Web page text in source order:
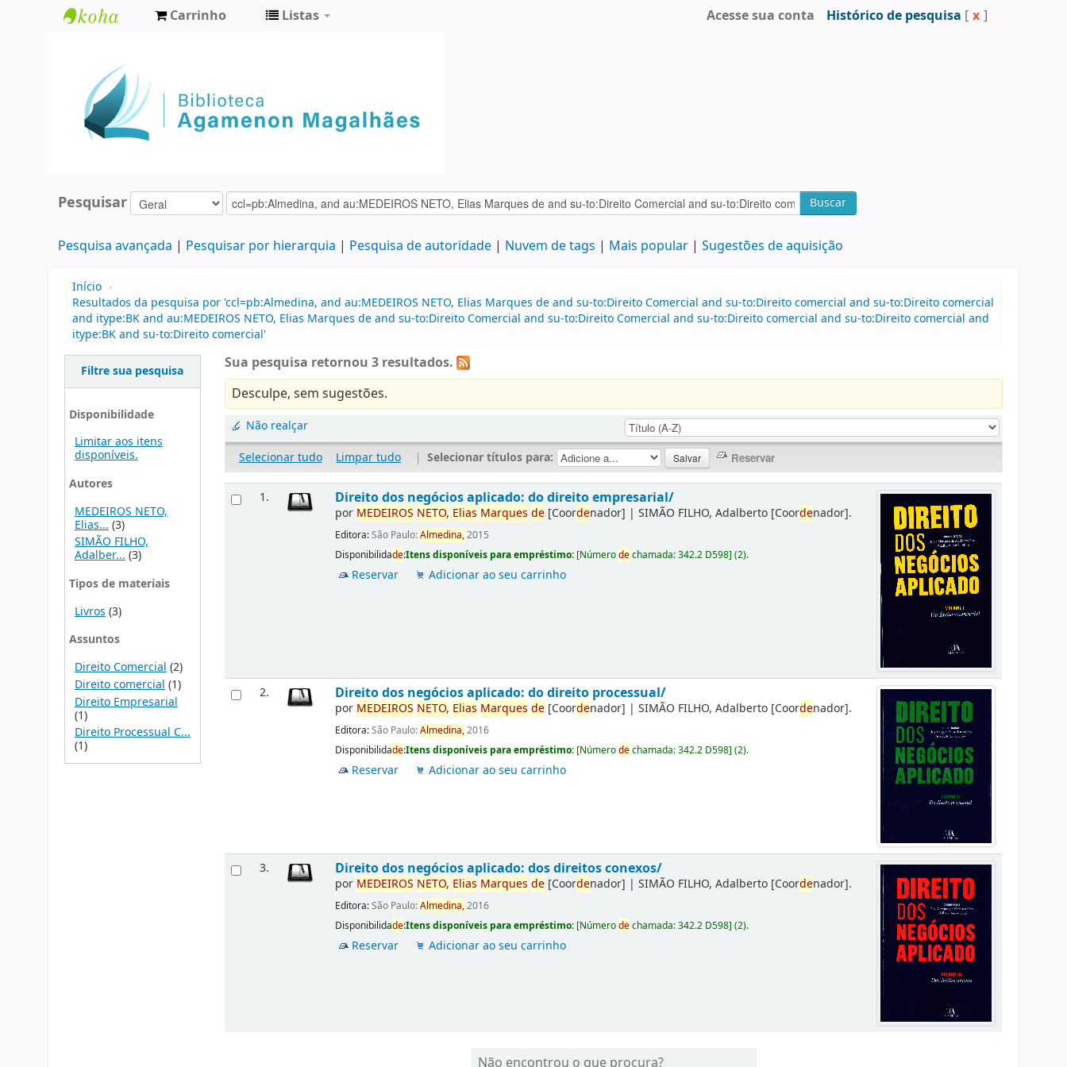
Agamenon
Magalhães
Carrinho Listas Acesse sua conta Histórico de pesquisa [ x ]
Pesquisar Buscar
Pesquisa avançada Pesquisar por hierarquia Pesquisa de autoridade Nuvem de tags Mais popular Sugestões de aquisição
Início ›
Resultados da pesquisa por 'ccl=pb:Almedina, and au:MEDEIROS NETO, Elias Marques de and su-to:Direito Comercial and su-to:Direito comercial and su-to:Direito comercial
and itype:BK and au:MEDEIROS NETO, Elias Marques de and su-to:Direito Comercial and su-to:Direito Comercial and su-to:Direito comercial and su-to:Direito comercial and
itype:BK and su-to:Direito comercial'
Filtre sua pesquisa
Disponibilidade
Limitar aos itens
disponíveis.
Autores
MEDEIROS NETO,
Elias... (3)
SIMÃO FILHO,
Adalber...(3)
Tipos de materiais
Livros (3)
Assuntos
Direito Comercial (2)
Direito comercial (1)
Direito Empresarial
(1)
Direito Processual C...
(1)
Sua pesquisa retornou 3 resultados.
Desculpe, sem sugestões.
Não realçar
Selecionar tudo
Limpar tudo | Selecionar títulos para:
1. Direito dos negócios aplicado: do direito empresarial/
por MEDEIROS NETO, Elias Marques de [Coordenador] |SIMÃO FILHO, Adalberto [Coordenador].
Editora:São Paulo:Almedina,2015
Disponibilidade:Itens disponíveis para empréstimo: [Númerodechamada:342.2 D598](2).
Reservar Adicionar ao seu carrinho
2. Direito dos negócios aplicado: do direito processual/
por MEDEIROS NETO, Elias Marques de [Coordenador] |SIMÃO FILHO, Adalberto [Coordenador].
Editora:São Paulo:Almedina,2016
Disponibilidade:Itens disponíveis para empréstimo: [Númerodechamada:342.2 D598](2).
Reservar Adicionar ao seu carrinho
3. Direito dos negócios aplicado: dos direitos conexos/
por MEDEIROS NETO, Elias Marques de [Coordenador] |SIMÃO FILHO, Adalberto [Coordenador].
Editora:São Paulo:Almedina,2016
Disponibilidade:Itens disponíveis para empréstimo: [Númerodechamada:342.2 D598](2).
Reservar Adicionar ao seu carrinho